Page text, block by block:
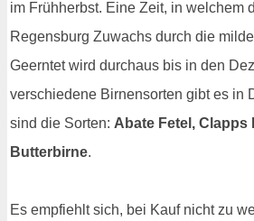
im Frühherbst. Eine Zeit, in welchem
Regensburg Zuwachs durch die
Geerntet wird durchaus bis in den
verschiedene Birnensorten gibt es in
sind die Sorten: Abate Fetel,
Butterbirne.
Es empfiehlt sich, bei Kauf nicht zu